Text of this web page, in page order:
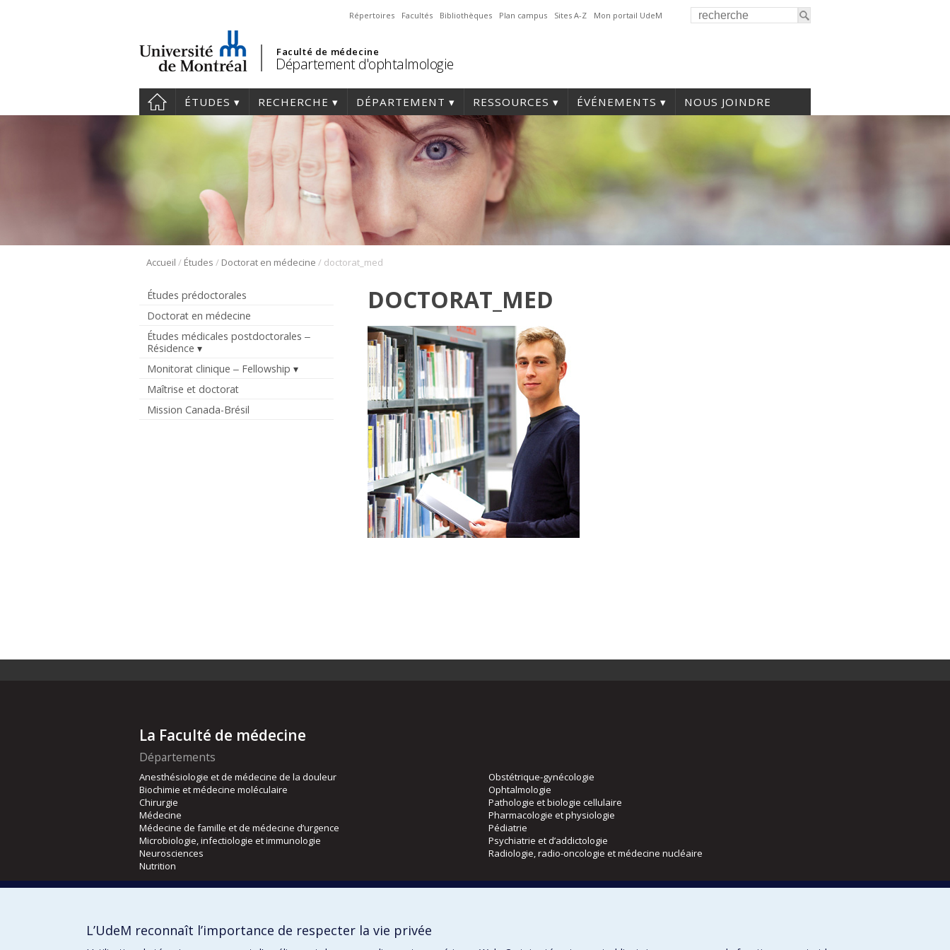
Répertoires Facultés Bibliothèques Plan campus Sites A-Z Mon portail UdeM
Faculté de médecine
Département d'ophtalmologie
ÉTUDES RECHERCHE DÉPARTEMENT RESSOURCES ÉVÉNEMENTS NOUS JOINDRE
Accueil / Études / Doctorat en médecine / doctorat_med
Études prédoctorales
Doctorat en médecine
Études médicales postdoctorales ‒
Résidence
Monitorat clinique ‒ Fellowship
Maîtrise et doctorat
Mission Canada-Brésil
DOCTORAT_MED
La Faculté de médecine
Départements
Anesthésiologie et de médecine de la douleur
Biochimie et médecine moléculaire
Chirurgie
Médecine
Médecine de famille et de médecine d’urgence
Microbiologie, infectiologie et immunologie
Neurosciences
Nutrition
Obstétrique-gynécologie
Ophtalmologie
Pathologie et biologie cellulaire
Pharmacologie et physiologie
Pédiatrie
Psychiatrie et d’addictologie
Radiologie, radio-oncologie et médecine nucléaire
Orthophonie et audiologie
L’UdeM reconnaît l’importance de respecter la vie privée